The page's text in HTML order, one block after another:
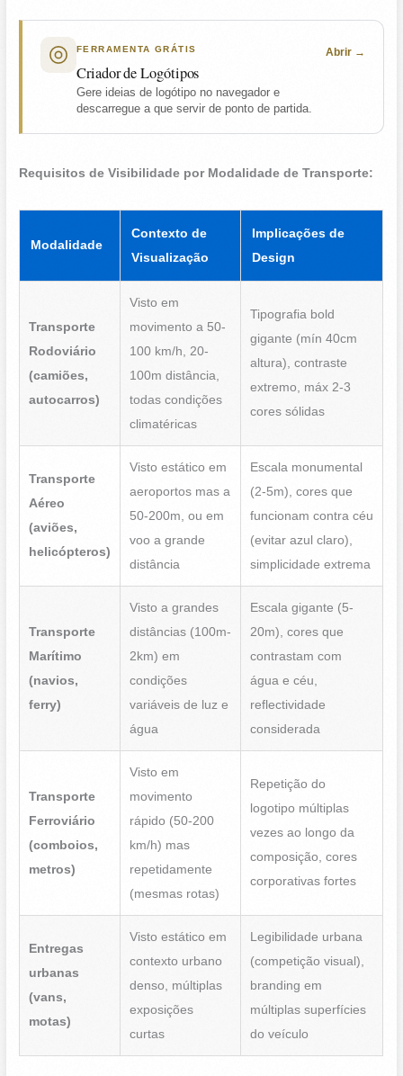
FERRAMENTA GRÁTIS
Criador de Logótipos
Gere ideias de logótipo no navegador e
descarregue a que servir de ponto de partida.
Abrir
Requisitos de Visibilidade por Modalidade de Transporte:
Modalidade
Contexto de
Visualização
Implicações de
Design
Transporte
Rodoviário
(camiões,
autocarros)
Visto em
movimento a 50-
100 km/h, 20-
100m distância,
todas condições
climatéricas
Tipografia bold
gigante (mín 40cm
altura), contraste
extremo, máx 2-3
cores sólidas
Transporte
Aéreo
(aviões,
helicópteros)
Visto estático em
aeroportos mas a
50-200m, ou em
voo a grande
distância
Escala monumental
(2-5m), cores que
funcionam contra céu
(evitar azul claro),
simplicidade extrema
Transporte
Marítimo
(navios,
ferry)
Visto a grandes
distâncias (100m-
2km) em
condições
variáveis de luz e
água
Escala gigante (5-
20m), cores que
contrastam com
água e céu,
reflectividade
considerada
Transporte
Ferroviário
(comboios,
metros)
Visto em
movimento
rápido (50-200
km/h) mas
repetidamente
(mesmas rotas)
Repetição do
logotipo múltiplas
vezes ao longo da
composição, cores
corporativas fortes
Entregas
urbanas
(vans,
motas)
Visto estático em
contexto urbano
denso, múltiplas
exposições
curtas
Legibilidade urbana
(competição visual),
branding em
múltiplas superfícies
do veículo